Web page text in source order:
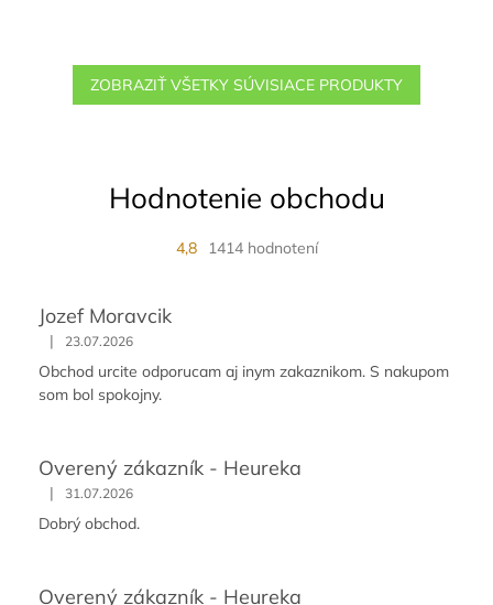
ZOBRAZIŤ VŠETKY SÚVISIACE PRODUKTY
Hodnotenie obchodu
4,8 1414 hodnotení
Jozef Moravcik
| 23.07.2026
Obchod urcite odporucam aj inym zakaznikom. S nakupom
som bol spokojny.
Overený zákazník - Heureka
| 31.07.2026
Dobrý obchod.
Overený zákazník - Heureka